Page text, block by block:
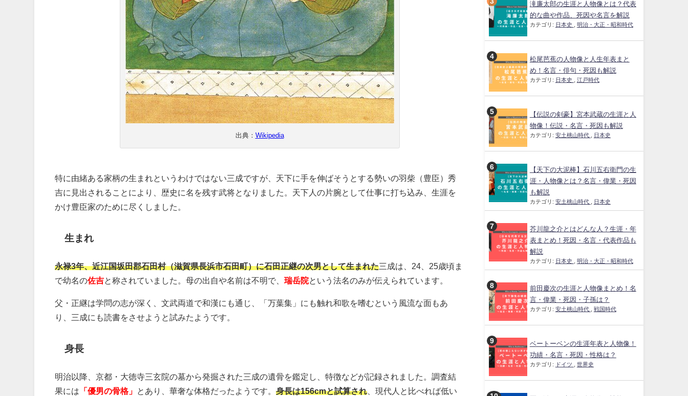
出典： Wikipedia
特に由緒ある家柄の生まれというわけではない三成ですが、天下に手を伸ばそうとする勢いの羽柴（豊臣）秀
吉に見出されることにより、歴史に名を残す武将となりました。天下人の片腕として仕事に打ち込み、生涯を
かけ豊臣家のために尽くしました。
生まれ
永禄3年、近江国坂田郡石田村（滋賀県長浜市石田町）に石田正継の次男として生まれた三成は、24、25歳頃ま
で幼名の佐吉と称されていました。母の出自や名前は不明で、瑞岳院という法名のみが伝えられています。
父・正継は学問の志が深く、文武両道で和漢にも通じ、「万葉集」にも触れ和歌を嗜むという風流な面もあ
り、三成にも読書をさせようと試みたようです。
身長
明治以降、京都・大徳寺三玄院の墓から発掘された三成の遺骨を鑑定し、特徴などが記録されました。調査結
果には 「優男の骨格」 とあり、華奢な体格だったようです。身長は156cmと試算され 、現代人と比べれば低い
滝廉太郎の生涯と人物像とは？代表
的な曲や作品、死因や名言を解説
カテゴリ: 日本史 明治・大正・昭和時代
松尾芭蕉の人物像と人生年表まと
め！名言・俳句・死因も解説
カテゴリ: 日本史 江戸時代
【伝説の剣豪】宮本武蔵の生涯と人
物像！伝説・名言・死因も解説
カテゴリ: 安土桃山時代 日本史
【天下の大泥棒】石川五右衛門の生
涯・人物像とは？名言・偉業・死因
も解説
カテゴリ: 安土桃山時代 日本史
芥川龍之介とはどんな人？生涯・年
表まとめ！死因・名言・代表作品も
解説
カテゴリ: 日本史 明治・大正・昭和時代
前田慶次の生涯と人物像まとめ！名
言・偉業・死因・子孫は？
カテゴリ: 安土桃山時代 戦国時代
ベートーベンの生涯年表と人物像！
功績・名言・死因・性格は？
カテゴリ: ドイツ 世界史